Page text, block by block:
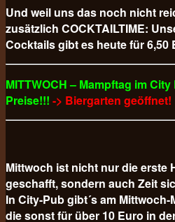
Und weil uns das noch nicht
zusätzlich COCKTAILTIME:
Cocktails gibt es heute für 6,50
MITTWOCH – Mampftag im
Preise!!! -> Biergarten geöffnet!
Mittwoch ist nicht nur die erste
geschafft, sondern auch Zeit
In City-Pub gibt´s am
die sonst für über 10 Euro in